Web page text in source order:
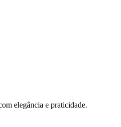
elegância e praticidade.